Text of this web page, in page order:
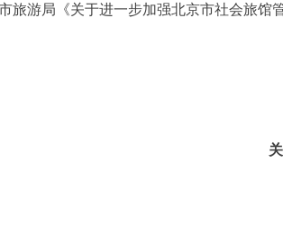
游局《关于进一步加强北京市社会旅馆